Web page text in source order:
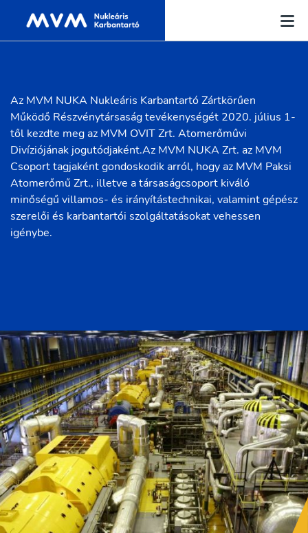
Az MVM NUKA Nukleáris Karbantartó Zártkörűen
Működő Részvénytársaság tevékenységét 2020. július 1-
től kezdte meg az MVM OVIT Zrt. Atomerőművi
Divíziójának jogutódjaként.Az MVM NUKA Zrt. az MVM
Csoport tagjaként gondoskodik arról, hogy az MVM Paksi
Atomerőmű Zrt., illetve a társaságcsoport kiváló
minőségű villamos- és irányítástechnikai, valamint gépész
szerelői és karbantartói szolgáltatásokat vehessen
igénybe.